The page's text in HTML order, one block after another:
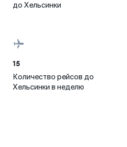
до Хельсинки
15
Количество рейсов до
Хельсинки в неделю